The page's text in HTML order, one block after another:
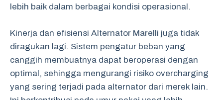
lebih baik dalam berbagai kondisi operasional.
Kinerja dan efisiensi Alternator Marelli juga tidak
diragukan lagi. Sistem pengatur beban yang
canggih membuatnya dapat beroperasi dengan
optimal, sehingga mengurangi risiko overcharging
yang sering terjadi pada alternator dari merek lain.